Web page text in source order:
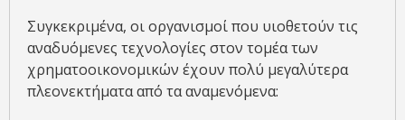
Συγκεκριμένα, οι οργανισμοί που υιοθετούν τις
αναδυόμενες τεχνολογίες στον τομέα των
χρηματοοικονομικών έχουν πολύ μεγαλύτερα
πλεονεκτήματα από τα αναμενόμενα: